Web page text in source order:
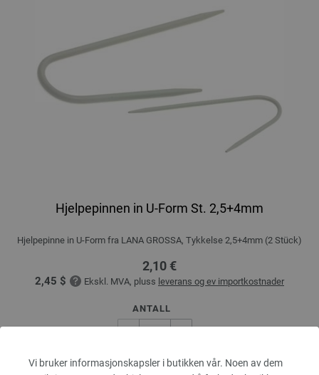
Vi bruker informasjonskapsler i butikken vår. Noen av dem
Hjelpepinnen in U-Form St. 2,5+4mm
Hjelpepinne in U-Form fra LANA GROSSA, Tykkelse 2,5+4mm (2 Stück)
2,10 €
2,45 $ Ekskl. MVA, pluss leverans og ev importkostnader
ANTALL
I HANDLEKURVEN